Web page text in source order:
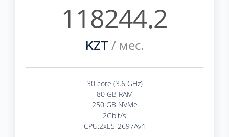
118244.2
KZT / мес.
30 core (3.6 GHz)
80 GB RAM
250 GB NVMe
2Gbit/s
CPU:2xE5-2697Av4